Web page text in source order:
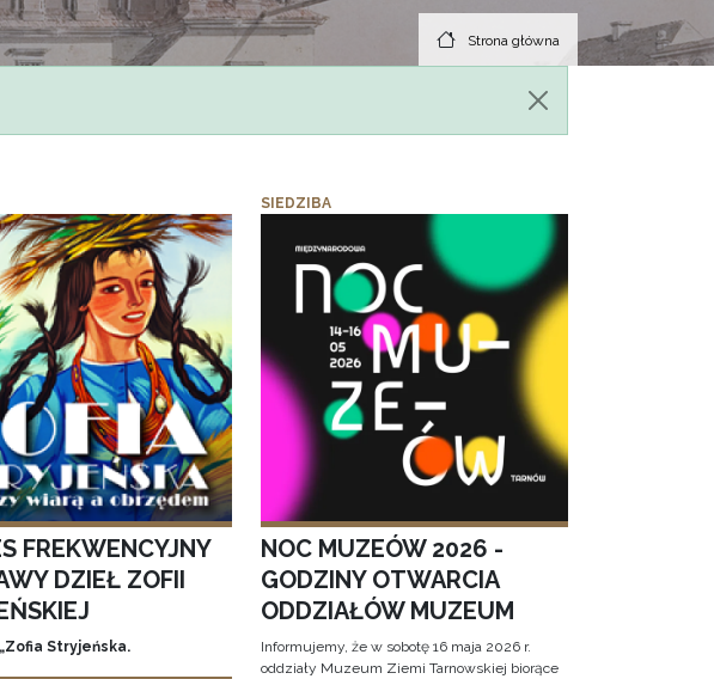
Strona główna
FREKWENCYJNY
DZIEŁ ZOFII
Stryjeńska.
SIEDZIBA
NOC MUZEÓW 2026 -
GODZINY OTWARCIA
ODDZIAŁÓW MUZEUM
Informujemy, że w sobotę 16 maja 2026 r.
oddziały Muzeum Ziemi Tarnowskiej biorące